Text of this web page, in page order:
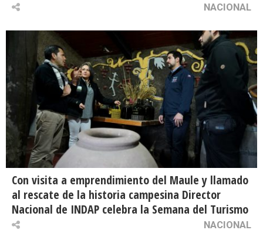
NACIONAL
Con visita a emprendimiento del Maule y llamado
al rescate de la historia campesina Director
Nacional de INDAP celebra la Semana del Turismo
NACIONAL